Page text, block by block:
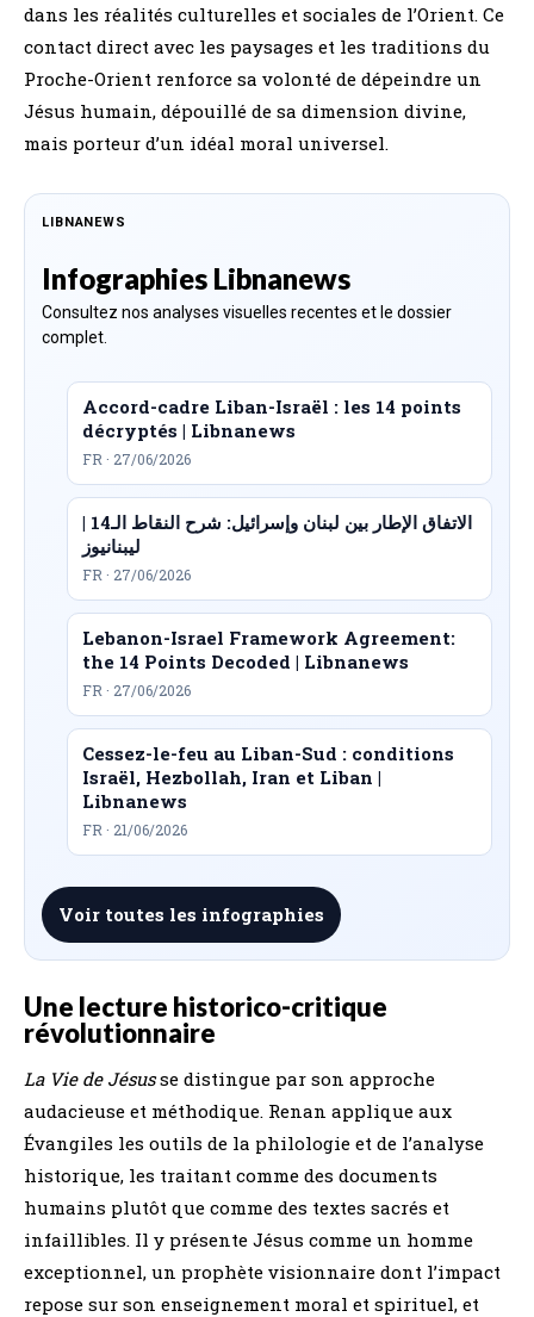
dans les réalités culturelles et sociales de l’Orient. Ce
contact direct avec les paysages et les traditions du
Proche-Orient renforce sa volonté de dépeindre un
Jésus humain, dépouillé de sa dimension divine,
mais porteur d’un idéal moral universel.
LIBNANEWS
Infographies Libnanews
Consultez nos analyses visuelles recentes et le dossier
complet.
Accord-cadre Liban-Israël : les 14 points
décryptés | Libnanews
FR · 27/06/2026
الاتفاق الإطار بين لبنان وإسرائيل: شرح النقاط الـ14 |
ليبنانيوز
FR · 27/06/2026
Lebanon-Israel Framework Agreement:
the 14 Points Decoded | Libnanews
FR · 27/06/2026
Cessez-le-feu au Liban-Sud : conditions
Israël, Hezbollah, Iran et Liban |
Libnanews
FR · 21/06/2026
Voir toutes les infographies
Une lecture historico-critique
révolutionnaire
La Vie de Jésusse distingue par son approche
audacieuse et méthodique. Renan applique aux
Évangiles les outils de la philologie et de l’analyse
historique, les traitant comme des documents
humains plutôt que comme des textes sacrés et
infaillibles. Il y présente Jésus comme un homme
exceptionnel, un prophète visionnaire dont l’impact
repose sur son enseignement moral et spirituel, et